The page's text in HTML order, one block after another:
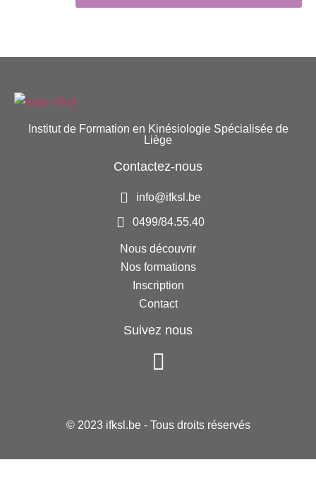
Institut de Formation en Kinésiologie Spécialisée de
Liège
Contactez-nous
info@ifksl.be
0499/84.55.40
Nous découvrir
Nos formations
Inscription
Contact
Suivez nous
© 2023 ifksl.be - Tous droits réservés